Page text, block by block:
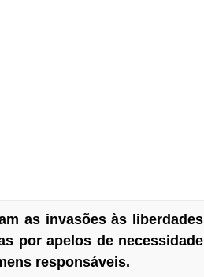
as invasões às liberdades
por apelos de necessidade
responsáveis.